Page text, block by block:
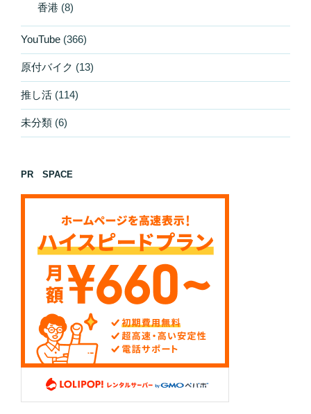
香港 (8)
YouTube (366)
原付バイク (13)
推し活 (114)
未分類 (6)
PR SPACE